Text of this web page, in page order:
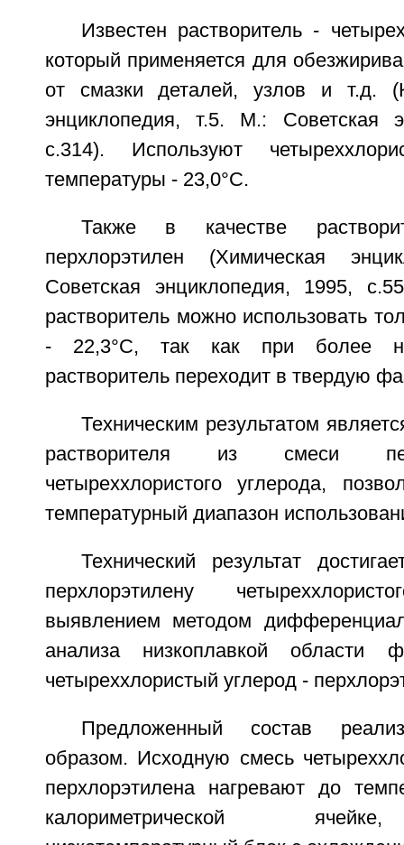
Известен растворитель -
который применяется для
от смазки деталей, узлов и т.д.
энциклопедия, т.5. М.: Советская
с.314). Используют
температуры - 23,0°С.
Также в качестве
перхлорэтилен (Химическая
Советская энциклопедия, 1995,
растворитель можно использовать
- 22,3°С, так как при более
растворитель переходит в твердую
Техническим результатом
растворителя из смеси
четыреххлористого углерода,
температурный диапазон
Технический результат
перхлорэтилену
выявлением методом
анализа низкоплавкой области
четыреххлористый углерод -
Предложенный состав
образом. Исходную смесь
перхлорэтилена нагревают до
калориметрической